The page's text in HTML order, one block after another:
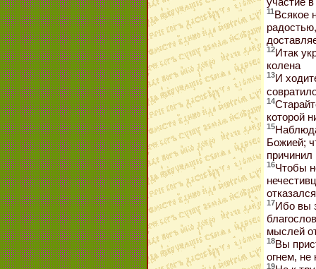
11Всякое
12Итак
колена
13И
14
которой
15
Божией;
причинил
16Чтобы
17Ибо вы
мыслей
18Вы
огнем, не
19